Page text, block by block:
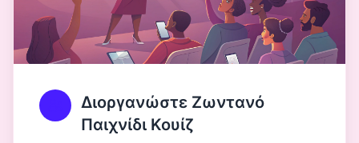
Διοργανώστε Ζωντανό
Παιχνίδι Κουίζ